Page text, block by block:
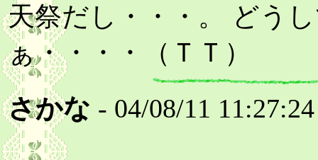
天祭だし・・・。 どう
ぁ・・・・（ＴＴ）
さかな - 04/08/11 11:27:24